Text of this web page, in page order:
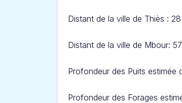
Distant de la ville de Thiès :
Distant de la ville de Mbour:
Profondeur des Puits estimée
Profondeur des Forages